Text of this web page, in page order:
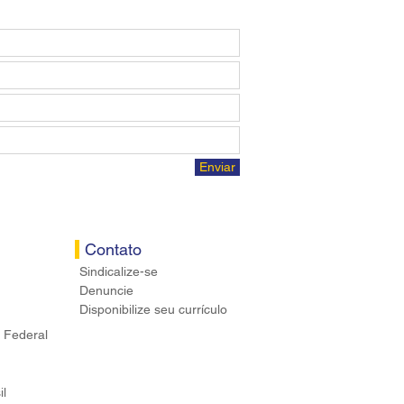
Enviar
Federal
Contato
Sindicalize-se
Denuncie
Disponibilize seu currículo